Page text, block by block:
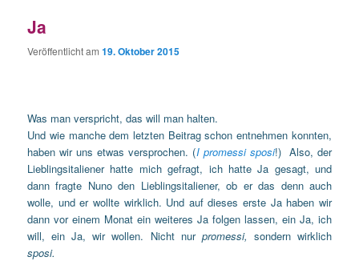
Ja
Veröffentlicht am19. Oktober 2015
Was man verspricht, das will man halten.
Und wie manche dem letzten Beitrag schon entnehmen konnten,
haben wir uns etwas versprochen. (I promessi sposi!) Also, der
Lieblingsitaliener hatte mich gefragt, ich hatte Ja gesagt, und
dann fragte Nuno den Lieblingsitaliener, ob er das denn auch
wolle, und er wollte wirklich. Und auf dieses erste Ja haben wir
dann vor einem Monat ein weiteres Ja folgen lassen, ein Ja, ich
will, ein Ja, wir wollen. Nicht nur promessi, sondern wirklich
sposi.